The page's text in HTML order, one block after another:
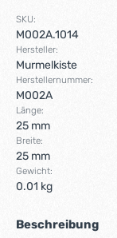
SKU:
M002A.1014
Hersteller:
Murmelkiste
Herstellernummer:
M002A
Länge:
25 mm
Breite:
25 mm
Gewicht:
0.01 kg
Beschreibung